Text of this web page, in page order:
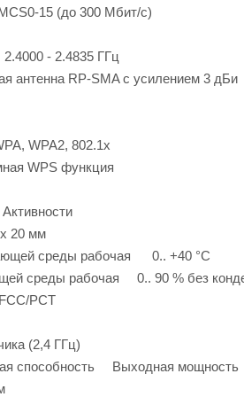
15 (до 300 Мбит/с)
- 2.4835 ГГц
антенна RP-SMA с усилением 3 дБи
WPA2, 802.1x
WPS функция
20 мм
среды рабочая 0.. +40 °C
среды рабочая 0.. 90 % без
РСТ
(2,4 ГГц)
способность Выходная мощность